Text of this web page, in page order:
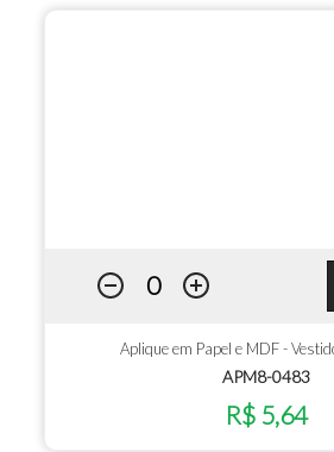
Aplique em Papel e MDF -
APM8-0483
R$ 5,64